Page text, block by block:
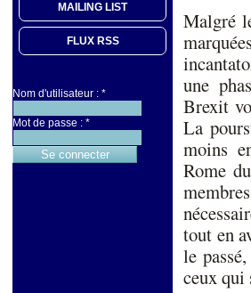
MAILING LIST
FLUX RSS
Nom d'utilisateur : *
Mot de passe : *
Malgré
une
Brexit
La
moins
Rome
tout en
le
ceux qui